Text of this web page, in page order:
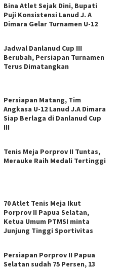
Bina Atlet Sejak Dini, Bupati
Puji Konsistensi Lanud J. A
Dimara Gelar Turnamen U-12
Jadwal Danlanud Cup III
Berubah, Persiapan Turnamen
Terus Dimatangkan
Persiapan Matang, Tim
Angkasa U-12 Lanud J.A Dimara
Siap Berlaga di Danlanud Cup
III
Tenis Meja Porprov II Tuntas,
Merauke Raih Medali Tertinggi
70 Atlet Tenis Meja Ikut
Porprov II Papua Selatan,
Ketua Umum PTMSI minta
Junjung Tinggi Sportivitas
Persiapan Porprov II Papua
Selatan sudah 75 Persen, 13